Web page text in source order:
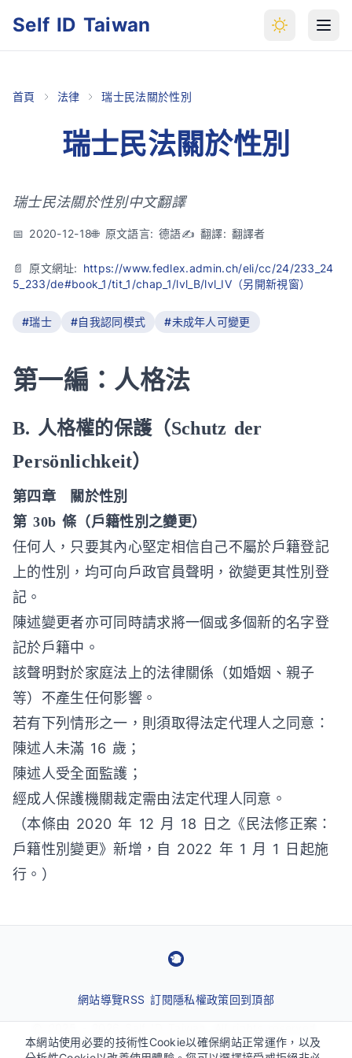
Self ID Taiwan
首頁 法律 瑞士民法關於性別
瑞士民法關於性別
瑞士民法關於性別中文翻譯
📅 2020-12-18🌐 原文語言: 德語✍️ 翻譯: 翻譯者
📄 原文網址: https://www.fedlex.admin.ch/eli/cc/24/233_24
5_233/de#book_1/tit_1/chap_1/lvl_B/lvl_IV（另開新視窗）
#瑞士 #自我認同模式 #未成年人可變更
第一編：人格法
B. 人格權的保護（Schutz der
Persönlichkeit）
第四章 關於性別
第 30b 條（戶籍性別之變更）
任何人，只要其內心堅定相信自己不屬於戶籍登記
上的性別，均可向戶政官員聲明，欲變更其性別登
記。
陳述變更者亦可同時請求將一個或多個新的名字登
記於戶籍中。
該聲明對於家庭法上的法律關係（如婚姻、親子
等）不產生任何影響。
若有下列情形之一，則須取得法定代理人之同意：
陳述人未滿 16 歲；
陳述人受全面監護；
經成人保護機關裁定需由法定代理人同意。
（本條由 2020 年 12 月 18 日之《民法修正案：
戶籍性別變更》新增，自 2022 年 1 月 1 日起施
行。）
網站導覽RSS 訂閱隱私權政策回到頂部
關於性別自決法與跨性別議題的資訊平台。
本網站使用必要的技術性Cookie以確保網站正常運作，以及